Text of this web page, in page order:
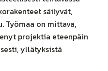
säilyvät,
Työmaa on mittava,
projektia eteenpäin
yllätyksistä